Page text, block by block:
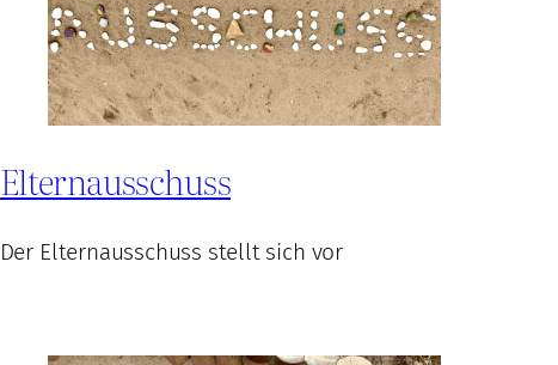
Elternausschuss
Der Elternausschuss stellt sich vor